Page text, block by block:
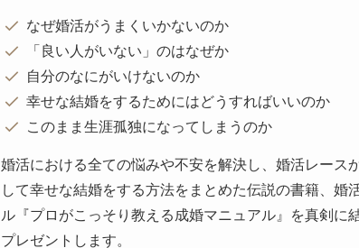
なぜ婚活がうまくいかないのか
「良い人がいない」のはなぜか
自分のなにがいけないのか
幸せな結婚をするためにはどうすればいいのか
このまま生涯孤独になってしまうのか
婚活における全ての悩みや不安を解決し、婚活レース
して幸せな結婚をする方法をまとめた伝説の書籍、婚
ル『プロがこっそり教える成婚マニュアル』を真剣に
プレゼントします。